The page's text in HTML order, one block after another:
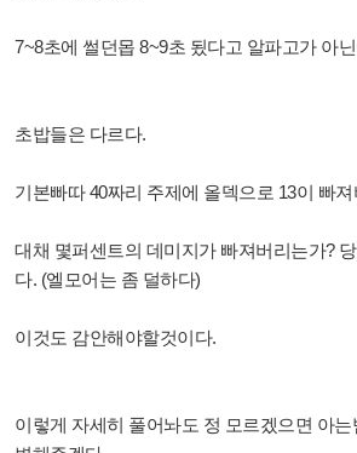
7~8초에 썰던몹 8~9초 됬다고 알파고가 아
초밥들은 다르다.
기본빠따 40짜리 주제에 올덱으로 13이 빠져
대채 몇퍼센트의 데미지가 빠져버리는가?
다. (엘모어는 좀 덜하다)
이것도 감안해야할것이다.
이렇게 자세히 풀어놔도 정 모르겠으면 아